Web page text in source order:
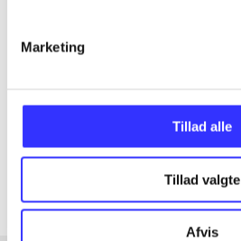
Marketing
Tillad alle
Tillad valgte
Afvis
Artiklen er en del af
Artiklerne i handler ofte om